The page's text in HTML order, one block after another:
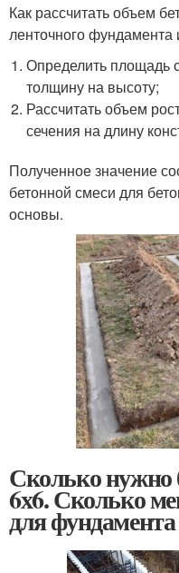
Как рассчитать объем
ленточного фундамента
Определить площадь
толщину на высоту;
Рассчитать объем
сечения на длину
Полученное значение
бетонной смеси для
основы.
Сколько нужно
6х6. Сколько
для